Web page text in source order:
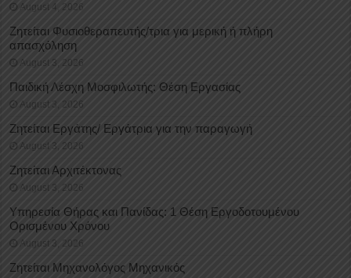
August 4, 2026
Ζητείται Φυσιοθεραπευτής/τρια για μερική ή πλήρη
απασχόληση
August 3, 2026
Παιδική Λέσχη Μοσφιλωτής: Θέση Εργασίας
August 3, 2026
Ζητείται Εργάτης/ Εργάτρια για την παραγωγή
August 3, 2026
Ζητείται Αρχιτέκτονας
August 3, 2026
Υπηρεσία Θήρας και Πανίδας: 1 Θέση Eργοδοτουμένου
Oρισμένου Xρόνου
August 3, 2026
Ζητείται Μηχανολόγος Μηχανικός